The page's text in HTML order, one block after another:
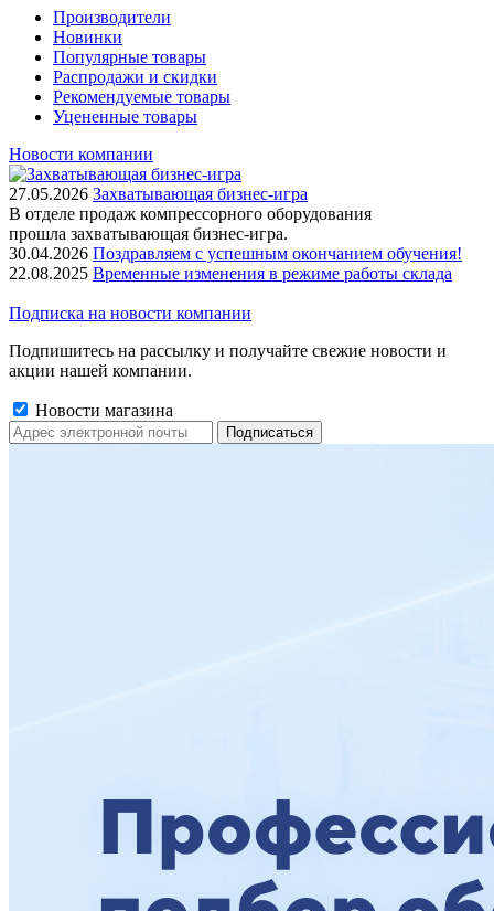
Производители
Новинки
Популярные товары
Распродажи и скидки
Рекомендуемые товары
Уцененные товары
Новости компании
27.05.2026 Захватывающая бизнес-игра
В отделе продаж компрессорного оборудования
прошла захватывающая бизнес-игра.
30.04.2026 Поздравляем с успешным окончанием обучения!
22.08.2025 Временные изменения в режиме работы склада
Подписка на новости компании
Подпишитесь на рассылку и получайте свежие новости и
акции нашей компании.
Новости магазина